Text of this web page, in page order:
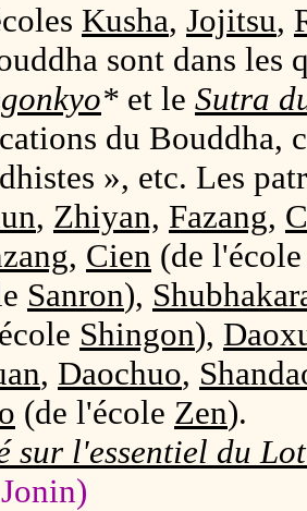
Kusha, Jojitsu,
sont dans les
* et le Sutra
du Bouddha,
», etc. Les
, Zhiyan, Fazang,
, Cien (de
Sanron),
Shingon),
, Daochuo,
(de l'école Zen).
sur l'essentiel du